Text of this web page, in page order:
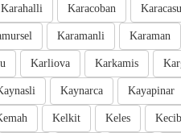
Karacasu
Karacoban
Karahalli
Karaman
Karamanli
Karkamis
Karliova
Kayapinar
Kaynarca
Keles
Kelkit